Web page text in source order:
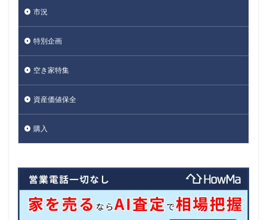
市況
特別企画
空き家特集
資産価値保全
購入